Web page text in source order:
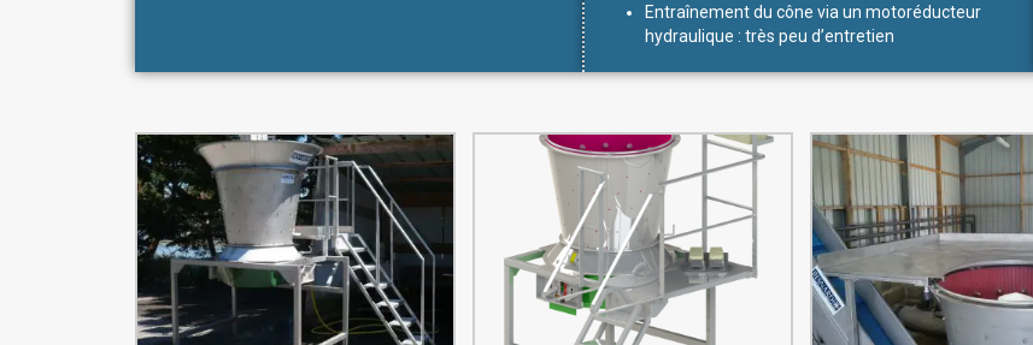
Entraînement du cône via un motoréducteur
hydraulique : très peu d’entretien